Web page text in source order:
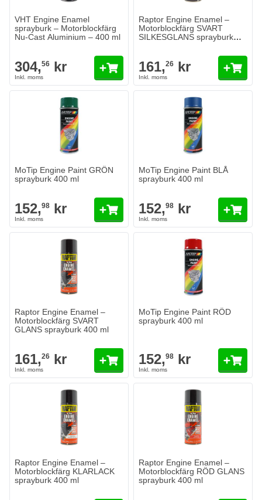
VHT Engine Enamel
sprayburk – Motorblockfärg
Nu-Cast Aluminium – 400 ml
304,56 kr
Raptor Engine Enamel –
Motorblockfärg SVART
SILKESGLANS sprayburk
161,26 kr
MoTip Engine Paint GRÖN
sprayburk 400 ml
152,98 kr
MoTip Engine Paint BLÅ
sprayburk 400 ml
152,98 kr
Raptor Engine Enamel –
Motorblockfärg SVART
GLANS sprayburk 400 ml
161,26 kr
MoTip Engine Paint RÖD
sprayburk 400 ml
152,98 kr
Raptor Engine Enamel –
Motorblockfärg KLARLACK
sprayburk 400 ml
Raptor Engine Enamel –
Motorblockfärg RÖD GLANS
sprayburk 400 ml